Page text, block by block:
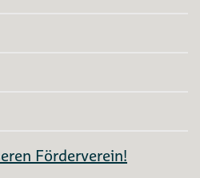
Förderverein!